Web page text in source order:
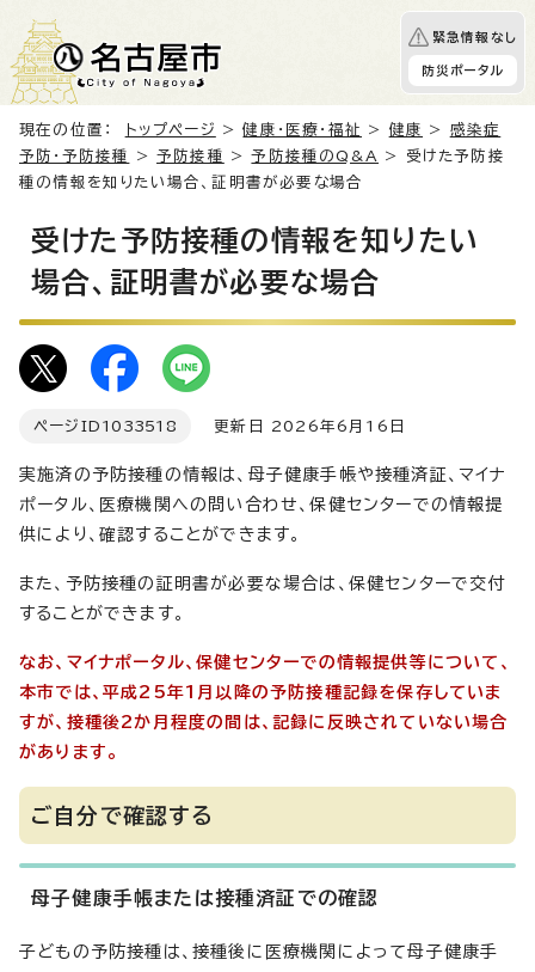
緊急情報なし
防災ポータル
現在の位置： トップページ >健康・医療・福祉 > 健康 > 感染症
予防・予防接種
>予防接種 >予防接種のQ&A
> 受けた予防接
種の情報を知りたい場合、証明書が必要な場合
受けた予防接種の情報を知りたい
場合、証明書が必要な場合
ページID 1033518 更新日 2026年6月16日
実施済の予防接種の情報は、母子健康手帳や接種済証、マイナ
ポータル、医療機関への問い合わせ、保健センターでの情報提
供により、確認することができます。
また、予防接種の証明書が必要な場合は、保健センターで交付
することができます。
なお、マイナポータル、保健センターでの情報提供等について、
本市では、平成25年1月以降の予防接種記録を保存していま
すが、接種後2か月程度の間は、記録に反映されていない場合
があります。
ご自分で確認する
母子健康手帳または接種済証での確認
子どもの予防接種は、接種後に医療機関によって母子健康手